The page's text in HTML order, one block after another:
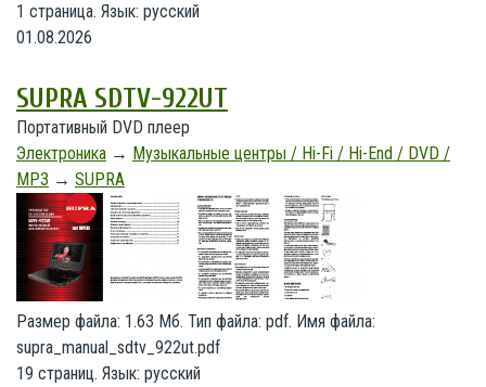
1 страница. Язык: русский
01.08.2026
SUPRA SDTV-922UT
Портативный DVD плеер
Электроника → Музыкальные центры / Hi-Fi / Hi-End / DVD /
MP3 → SUPRA
Размер файла: 1.63 Мб. Тип файла: pdf. Имя файла:
supra_manual_sdtv_922ut.pdf
19 страниц. Язык: русский